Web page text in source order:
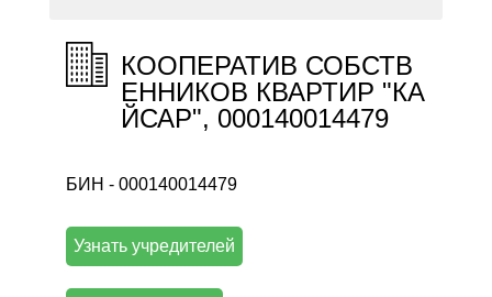
КООПЕРАТИВ СОБСТВ
ЕННИКОВ КВАРТИР "КА
ЙСАР", 000140014479
БИН - 000140014479
Узнать учредителей